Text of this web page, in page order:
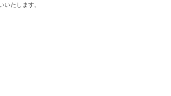
たします。